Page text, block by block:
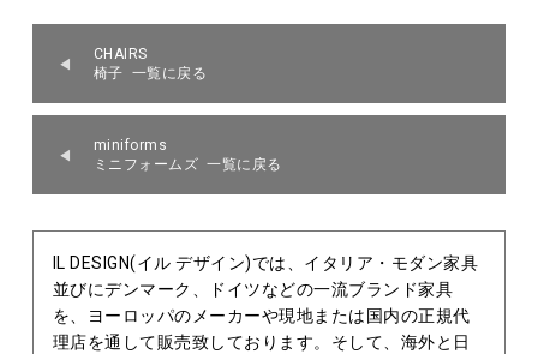
CHAIRS
椅子 一覧に戻る
miniforms
ミニフォームズ 一覧に戻る
IL DESIGN(イル デザイン)では、イタリア・モダン家具
並びにデンマーク、ドイツなどの一流ブランド家具
を、ヨーロッパのメーカーや現地または国内の正規代
理店を通して販売致しております。そして、海外と日